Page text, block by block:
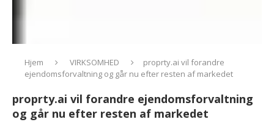
Hjem VIRKSOMHED
proprty.ai vil forandre
ejendomsforvaltning og går nu efter resten af markedet
proprty.ai vil forandre ejendomsforvaltning
og går nu efter resten af markedet